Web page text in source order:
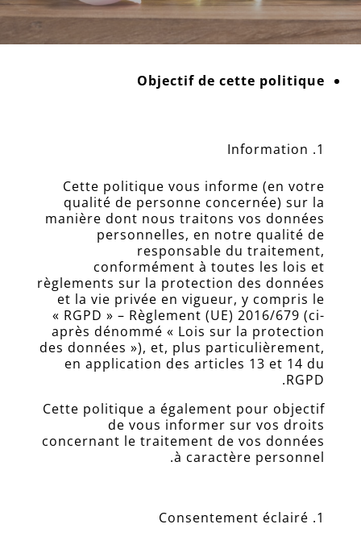
Objectif de cette politique
Information
Cette politique vous informe (en votre
qualité de personne concernée) sur la
manière dont nous traitons vos données
personnelles, en notre qualité de
responsable du traitement,
conformément à toutes les lois et
règlements sur la protection des données
et la vie privée en vigueur, y compris le
« RGPD » – Règlement (UE) 2016/679 (ci-
après dénommé « Lois sur la protection
des données »), et, plus particulièrement,
en application des articles 13 et 14 du
RGPD.
Cette politique a également pour objectif
de vous informer sur vos droits
concernant le traitement de vos données
à caractère personnel.
Consentement éclairé